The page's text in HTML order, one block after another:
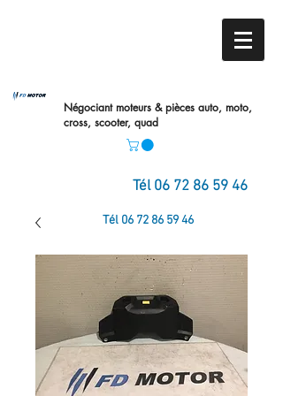
Négociant moteurs & pièces auto, moto,
cross, scooter, quad
Tél 06 72 86 59 46
Tél 06 72 86 59 46